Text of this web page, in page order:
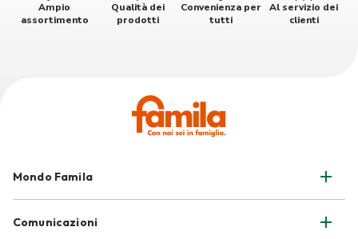
Ampio
assortimento
Qualità dei
prodotti
Convenienza per
tutti
Al servizio dei
clienti
Mondo Famila
Comunicazioni